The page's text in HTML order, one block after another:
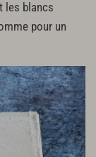
les blancs
pour un